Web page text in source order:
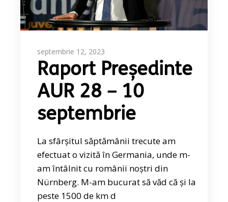
septembrie 12, 2023
Raport Președinte
AUR 28 – 10
septembrie
La sfârșitul săptămânii trecute am
efectuat o vizită în Germania, unde m-
am întâlnit cu românii noștri din
Nürnberg. M-am bucurat să văd că și la
peste 1500 de km d